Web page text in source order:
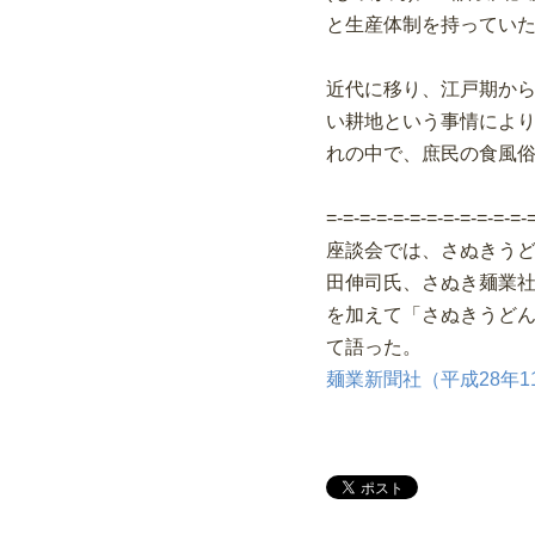
と生産体制を持ってい
近代に移り、江戸期か
い耕地という事情によ
れの中で、庶民の食風
=-=-=-=-=-=-=-=-=-=-=-=-
座談会では、さぬきう
田伸司氏、さぬき麺業
を加えて「さぬきうど
て語った。
麺業新聞社（平成28年